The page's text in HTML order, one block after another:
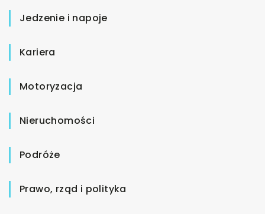
Jedzenie i napoje
Kariera
Motoryzacja
Nieruchomości
Podróże
Prawo, rząd i polityka